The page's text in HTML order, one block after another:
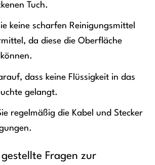
Tuch.
keine scharfen Reinigungsmittel
da diese die Oberfläche
dass keine Flüssigkeit in das
gelangt.
regelmäßig die Kabel und Stecker
Fragen zur